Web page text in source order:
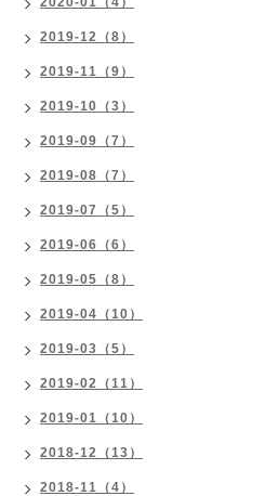
2019-12（8）
2019-11（9）
2019-10（3）
2019-09（7）
2019-08（7）
2019-07（5）
2019-06（6）
2019-05（8）
2019-04（10）
2019-03（5）
2019-02（11）
2019-01（10）
2018-12（13）
2018-11（4）